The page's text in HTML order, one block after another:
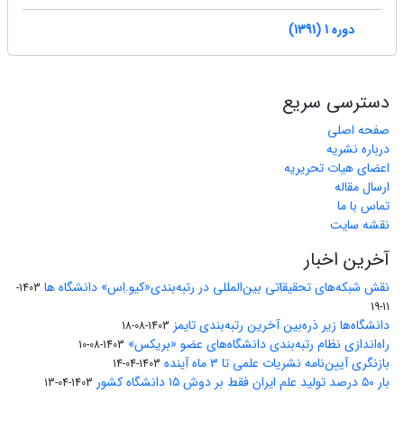
دوره 1 (1391)
دسترسی سریع
صفحه اصلی
درباره نشریه
اعضای هیات تحریریه
ارسال مقاله
تماس با ما
نقشه سایت
آخرین اخبار
نقش شبکه‌های تحقیقاتی بین‌المللی در رتبه‌بندی«کیو.اِس» دانشگاه ها
1403-
11-19
دانشگاه‌ها زیر ذره‌بین آخرین رتبه‌بندی تایمز 1403-08-18
راه‌اندازی نظام رتبه‌بندی دانشگاه‌‌های عضو «بریکس» 1403-08-10
بازنگری آیین‌نامه نشریات علمی تا ۳ ماه آینده 1403-04-14
بار ۵۰ درصد تولید علم ایران فقط بر دوش ۱۵ دانشگاه کشور 1403-04-13